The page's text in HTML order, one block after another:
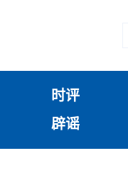
时评
辟谣